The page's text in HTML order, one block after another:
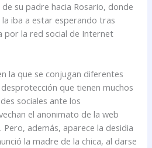
su padre hacia Rosario, donde
iba a estar esperando tras
por la red social de Internet
la que se conjugan diferentes
que tienen muchos
sociales ante los
el anonimato de la web
además, aparece la desidia
la madre de la chica, al darse